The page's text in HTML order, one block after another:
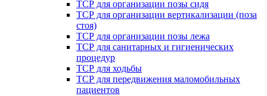
ТСР для организации позы сидя
ТСР для организации вертикализации (поза
стоя)
ТСР для организации позы лежа
ТСР для санитарных и гигиенических
процедур
ТСР для ходьбы
ТСР для передвижения маломобильных
пациентов